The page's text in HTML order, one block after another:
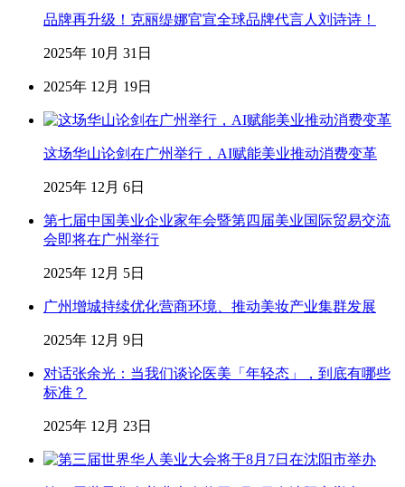
品牌再升级！克丽缇娜官宣全球品牌代言人刘诗诗！
2025年 10月 31日
2025年 12月 19日
这场华山论剑在广州举行，AI赋能美业推动消费变革
2025年 12月 6日
第七届中国美业企业家年会暨第四届美业国际贸易交流
会即将在广州举行
2025年 12月 5日
广州增城持续优化营商环境、推动美妆产业集群发展
2025年 12月 9日
对话张余光：当我们谈论医美「年轻态」，到底有哪些
标准？
2025年 12月 23日